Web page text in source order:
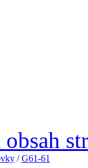
/G61-61